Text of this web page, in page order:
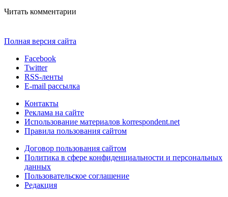
Читать комментарии
Полная версия сайта
Facebook
Twitter
RSS-ленты
E-mail рассылка
Контакты
Реклама на сайте
Использование материалов korrespondent.net
Правила пользования сайтом
Договор пользования сайтом
Политика в сфере конфиденциальности и персональных
данных
Пользовательское соглашение
Редакция